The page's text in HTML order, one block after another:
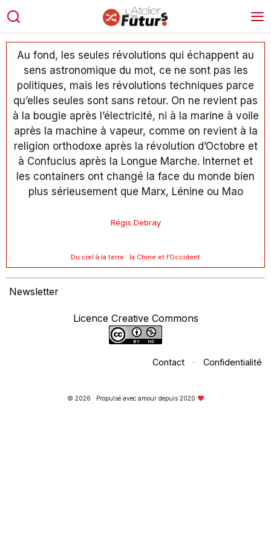
Au fond, les seules révolutions qui échappent au
sens astronomique du mot, ce ne sont pas les
politiques, mais les révolutions techniques parce
qu’elles seules sont sans retour. On ne revient pas
à la bougie après l’électricité, ni à la marine à voile
après la machine à vapeur, comme on revient à la
religion orthodoxe après la révolution d’Octobre et
à Confucius après la Longue Marche. Internet et
les containers ont changé la face du monde bien
plus sérieusement que Marx, Lénine ou Mao
Régis Debray
Du ciel à la terre : la Chine et l’Occident
Newsletter
Licence Creative Commons
Contact · Confidentialité
© 2026 · Propulsé avec amour depuis 2020